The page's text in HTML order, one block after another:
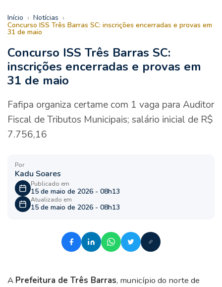
Início › Notícias ›
Concurso ISS Três Barras SC: inscrições encerradas e provas em
31 de maio
Concurso ISS Três Barras SC:
inscrições encerradas e provas em
31 de maio
Fafipa organiza certame com 1 vaga para Auditor
Fiscal de Tributos Municipais; salário inicial de R$
7.756,16
Por
Kadu Soares
Publicado em
15 de maio de 2026 - 08h13
Atualizado em
15 de maio de 2026 - 08h13
A Prefeitura de Três Barras, município do norte de